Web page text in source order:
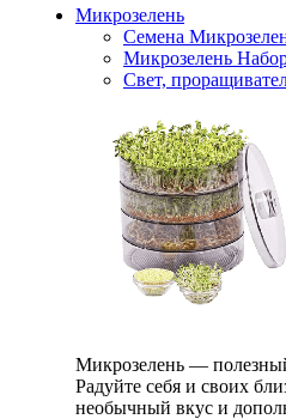
Микрозелень
Семена
Микрозелень
Свет,
Микрозелень —
Радуйте себя и своих
необычный вкус и